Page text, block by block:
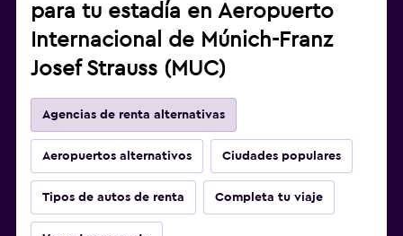
para tu estadía en Aeropuerto
Internacional de Múnich-Franz
Josef Strauss (MUC)
Agencias de renta alternativas
Aeropuertos alternativos Ciudades populares
Tipos de autos de renta Completa tu viaje